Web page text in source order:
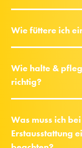
Wie füttere ich
Wie halte &
richtig?
Was muss ich
Erstausstattung